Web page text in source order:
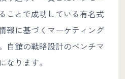
ことで成功している有名式
報に基づくマーケティング
自館の戦略設計のベンチマ
なります。